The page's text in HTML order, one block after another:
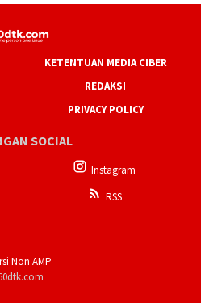
KETENTUAN MEDIA CIBER
REDAKSI
PRIVACY POLICY
SOCIAL
Instagram
RSS
Non AMP